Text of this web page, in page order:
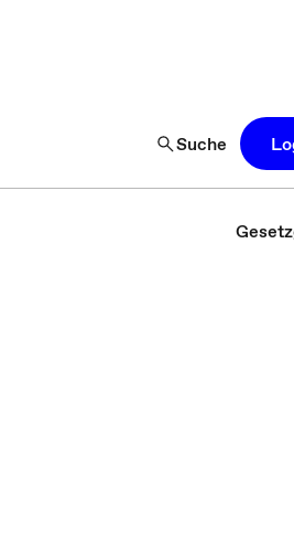
Suche